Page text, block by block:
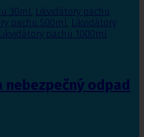
30ml, Likvidátory pachu
pachu 500ml, Likvidátory
Likvidátory pachu 1000ml
nebezpečný odpad